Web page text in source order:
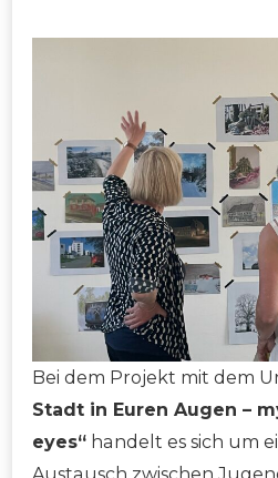
Bei dem Projekt mit dem
Stadt in Euren Augen –
eyes“ handelt es sich um